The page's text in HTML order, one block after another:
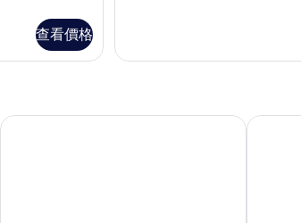
查看價格
Private
的
客
煙
東急 STAY 沖繩那霸 ネスト